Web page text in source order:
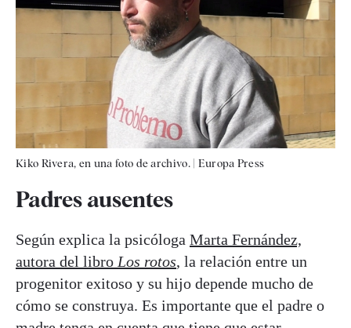
Kiko Rivera, en una foto de archivo.| Europa Press
Padres ausentes
Según explica la psicóloga Marta Fernández,
autora del libro Los rotos, la relación entre un
progenitor exitoso y su hijo depende mucho de
cómo se construya. Es importante que el padre o